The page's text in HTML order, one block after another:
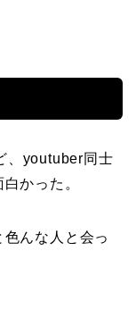
、youtuber同士
かった。
んな人と会っ